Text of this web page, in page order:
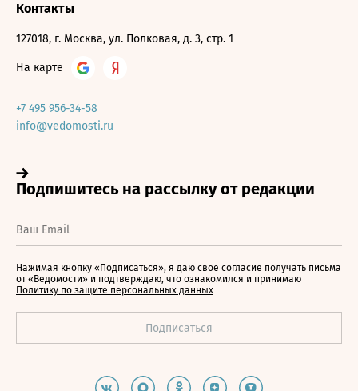
Контакты
127018, г. Москва, ул. Полковая, д. 3, стр. 1
На карте
+7 495 956-34-58
info@vedomosti.ru
Нажимая кнопку «Подписаться», я даю свое согласие получать письма
от «Ведомости» и подтверждаю, что ознакомился и принимаю
Политику по защите персональных данных